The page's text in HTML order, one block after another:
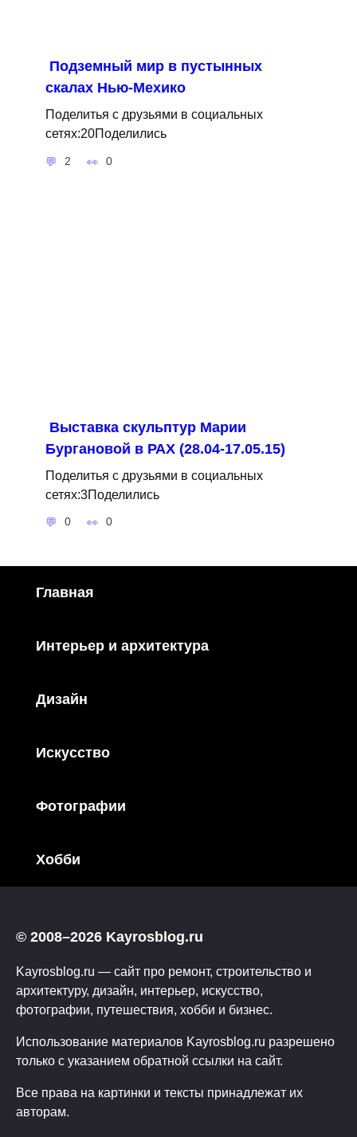
Подземный мир в пустынных
скалах Нью-Мехико
Поделитья с друзьями в социальных
сетях:20Поделились
2 0
Выставка скульптур Марии
Бургановой в РАХ (28.04-17.05.15)
Поделитья с друзьями в социальных
сетях:3Поделились
0 0
Главная
Интерьер и архитектура
Дизайн
Искусство
Фотографии
Хобби
© 2008–2026 Kayrosblog.ru
Kayrosblog.ru — сайт про ремонт, строительство и
архитектуру, дизайн, интерьер, искусство,
фотографии, путешествия, хобби и бизнес.
Использование материалов Kayrosblog.ru разрешено
только с указанием обратной ссылки на сайт.
Все права на картинки и тексты принадлежат их
авторам.